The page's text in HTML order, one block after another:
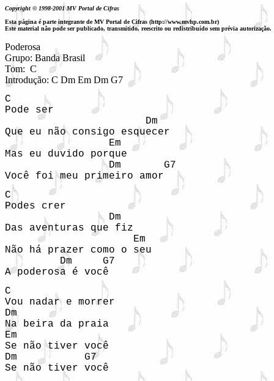
Copyright © 1998-2001 MV Portal de Cifras
Esta página é parte integrante de MV Portal de Cifras (http://www.mvhp.com.br)
Este material não pode ser publicado, transmitido, reescrito ou redistribuído sem prévia autorização.
Poderosa
Grupo: Banda Brasil
Tom:  C
Introdução: C Dm Em Dm G7
C
Pode ser
                       Dm
Que eu não consigo esquecer
                 Em
Mas eu duvido porque
                 Dm       G7
Você foi meu primeiro amor
C
Podes crer
                 Dm
Das aventuras que fiz
                     Em
Não há prazer como o seu
         Dm     G7
A poderosa é você
C
Vou nadar e morrer
Dm
Na beira da praia
Em
Se não tiver você
Dm           G7
Se não tiver você